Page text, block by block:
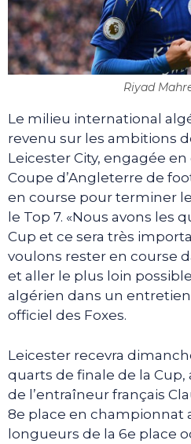
Riyad
Le milieu international
revenu sur les ambitions
Leicester City, engagée
Coupe d’Angleterre de
en course pour terminer
le Top 7. «Nous avons les
Cup et ce sera très
voulons rester en course
et aller le plus loin
algérien dans un
officiel des Foxes.
Leicester recevra
quarts de finale de la
de l’entraîneur français
8e place en championnat
longueurs de la 6e place